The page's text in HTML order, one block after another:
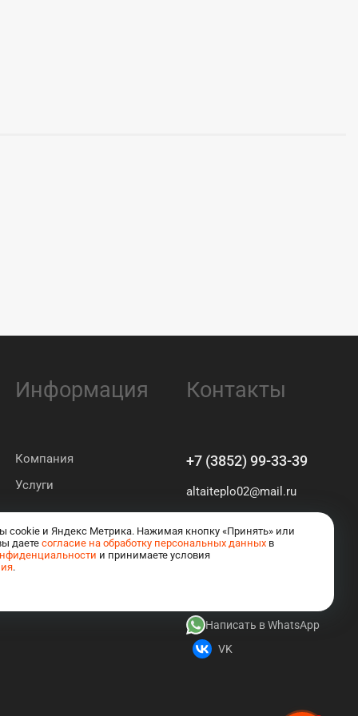
Информация
Компания
Услуги
Контакты
+7 (3852) 99-33-39
altaiteplo02@mail.ru
ул. Георгия Исакова 116 Б
Написать в WhatsApp
VK
cookie и Яндекс Метрика. Нажимая кнопку «Принять» или
даете согласие на обработку персональных данных в
и принимаете условия
.